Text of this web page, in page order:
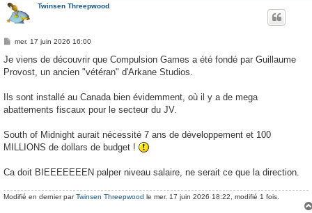
Twinsen Threepwood
M
s
a
mer. 17 juin 2026 16:00
Je viens de découvrir que Compulsion Games a été fondé par Guillaume
Provost, un ancien "vétéran" d'Arkane Studios.
Ils sont installé au Canada bien évidemment, où il y a de mega
abattements fiscaux pour le secteur du JV.
South of Midnight aurait nécessité 7 ans de développement et 100
MILLIONS de dollars de budget !
Ca doit BIEEEEEEEN palper niveau salaire, ne serait ce que la direction.
Modifié en dernier parTwinsen Threepwood le mer. 17 juin 2026 18:22, modifié 1 fois.